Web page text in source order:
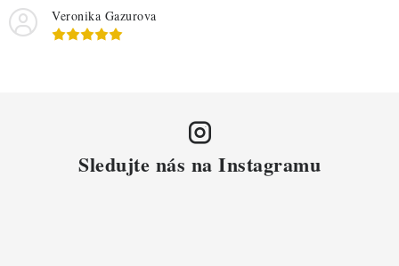
Veronika Gazurova
Sledujte nás na Instagramu